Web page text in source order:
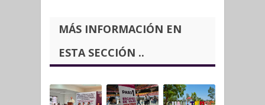
MÁS INFORMACIÓN EN
ESTA SECCIÓN ..